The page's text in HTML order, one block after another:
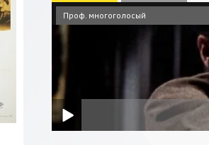
Проф. многоголосый